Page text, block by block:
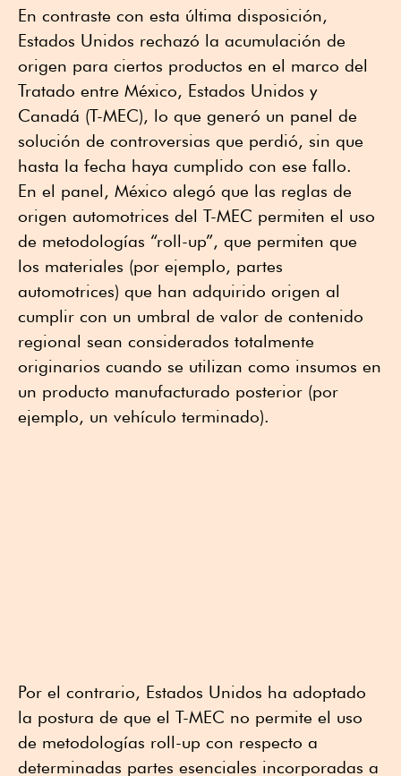
En contraste con esta última disposición,
Estados Unidos rechazó la acumulación de
origen para ciertos productos en el marco del
Tratado entre México, Estados Unidos y
Canadá (T-MEC), lo que generó un panel de
solución de controversias que perdió, sin que
hasta la fecha haya cumplido con ese fallo.
En el panel, México alegó que las reglas de
origen automotrices del T-MEC permiten el uso
de metodologías “roll-up”, que permiten que
los materiales (por ejemplo, partes
automotrices) que han adquirido origen al
cumplir con un umbral de valor de contenido
regional sean considerados totalmente
originarios cuando se utilizan como insumos en
un producto manufacturado posterior (por
ejemplo, un vehículo terminado).
Por el contrario, Estados Unidos ha adoptado
la postura de que el T-MEC no permite el uso
de metodologías roll-up con respecto a
determinadas partes esenciales incorporadas a